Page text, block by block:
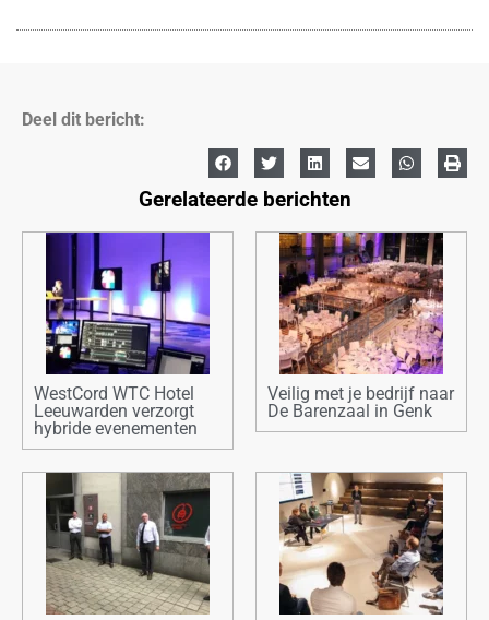
Deel dit bericht:
Gerelateerde berichten
WestCord WTC Hotel
Leeuwarden verzorgt
hybride evenementen
Veilig met je bedrijf naar
De Barenzaal in Genk